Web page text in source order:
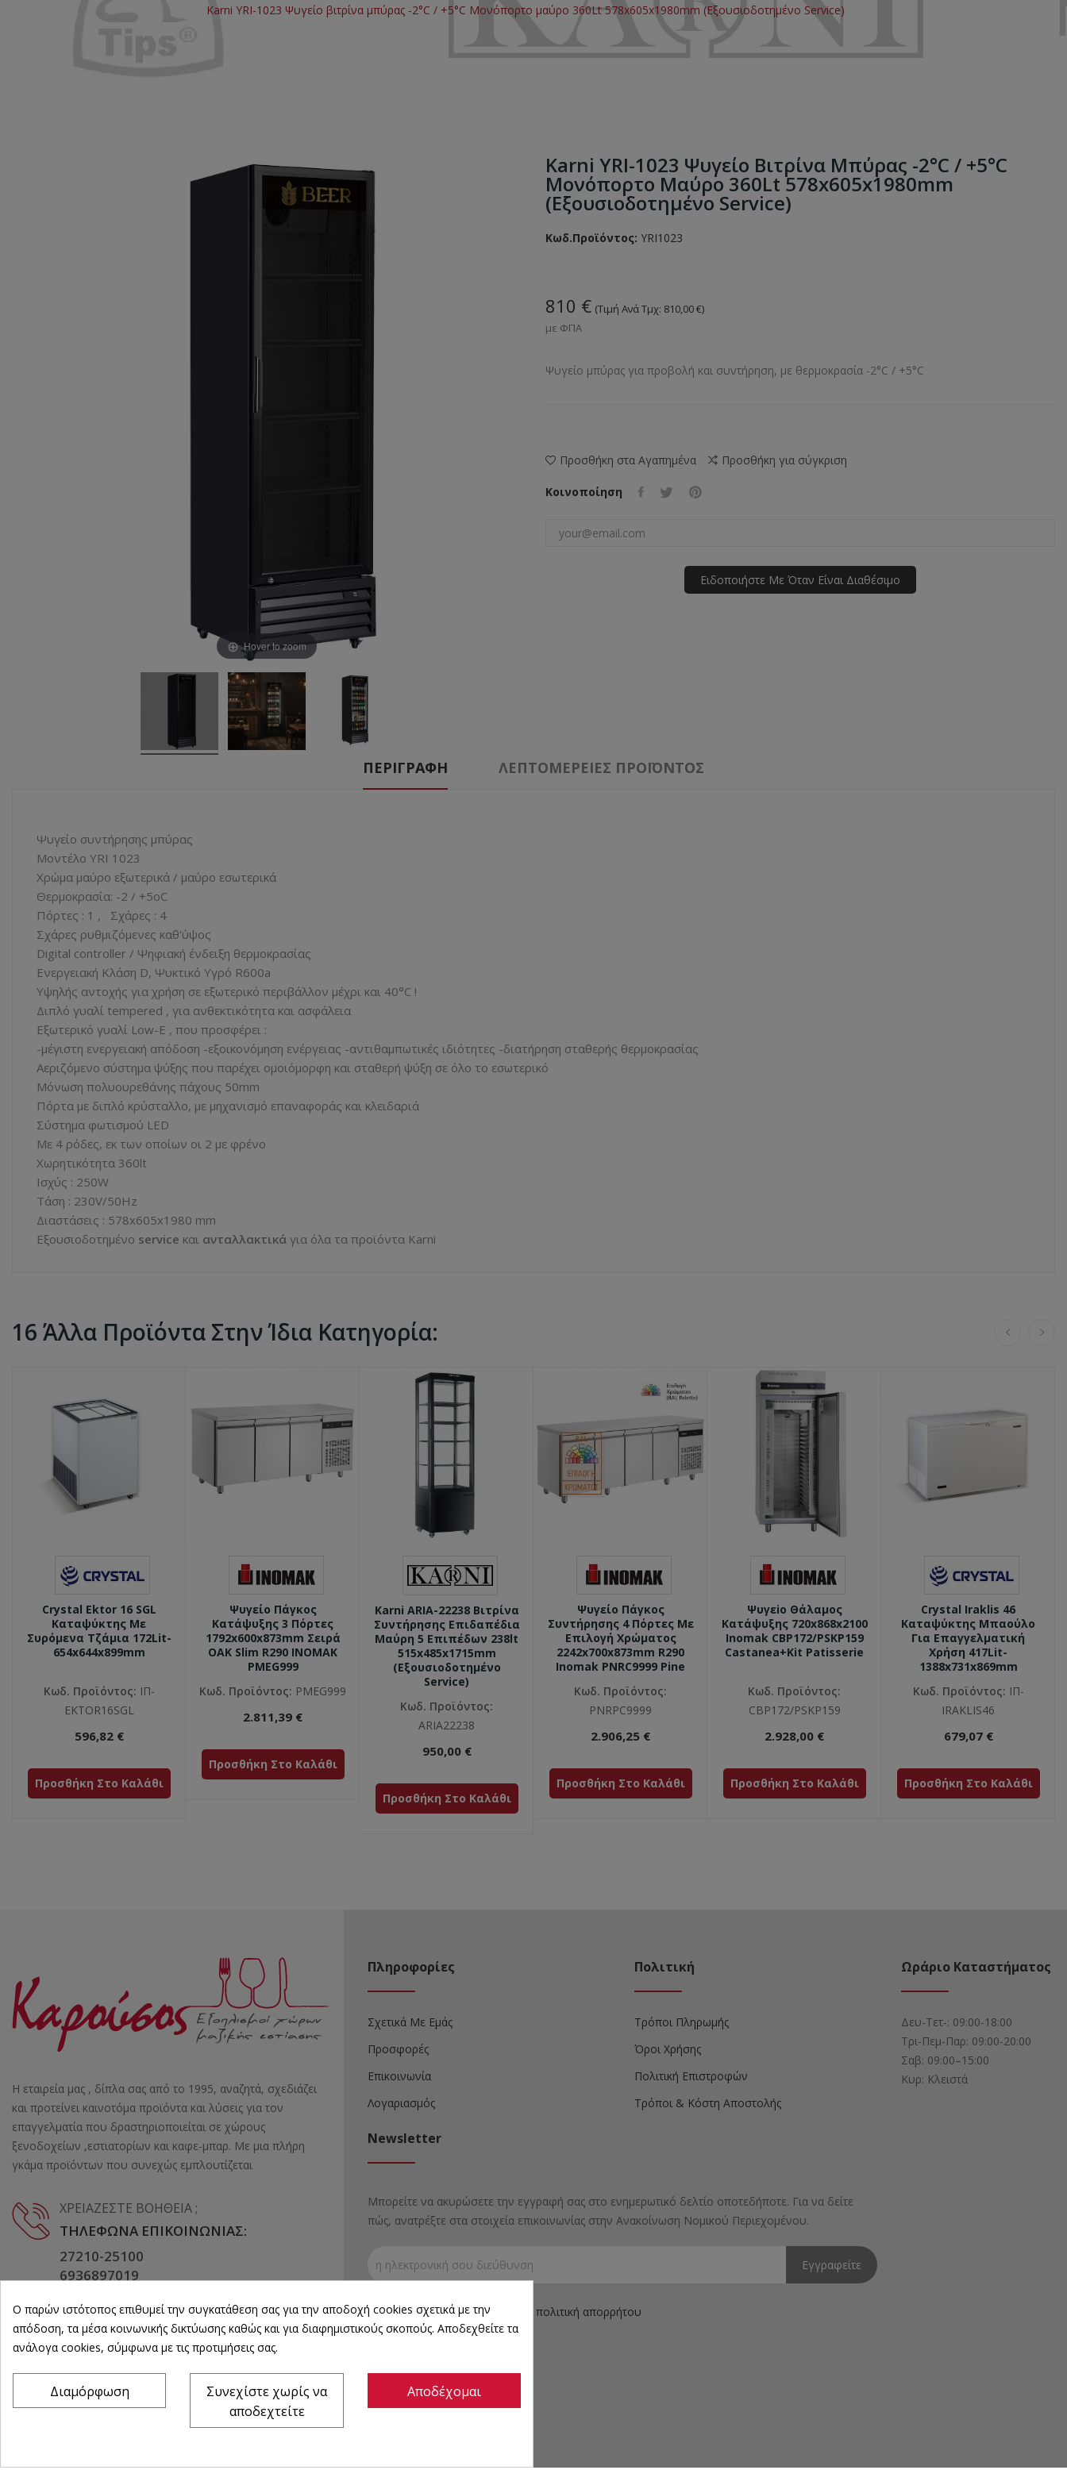
Karni YRI-1023 Ψυγείο βιτρίνα μπύρας -2°C / +5°C Μονόπορτο μαύρο 360Lt 578x605x1980mm (Εξουσιοδοτημένο Service)
Hover to zoom
Karni YRI-1023 Ψυγείο Βιτρίνα Μπύρας -2°C / +5°C
Μονόπορτο Μαύρο 360Lt 578x605x1980mm
(Εξουσιοδοτημένο Service)
Κωδ.Προϊόντος: YRI1023
810 € (Τιμή Ανά Τμχ: 810,00 €)
με ΦΠΑ
Ψυγείο μπύρας για προβολή και συντήρηση, με θερμοκρασία -2°C / +5°C
Προσθήκη στα Αγαπημένα Προσθήκη για σύγκριση
Κοινοποίηση
Ειδοποιήστε Με Όταν Είναι Διαθέσιμο
ΠΕΡΙΓΡΑΦΉ ΛΕΠΤΟΜΈΡΕΙΕΣ ΠΡΟΪΌΝΤΟΣ
Ψυγείο συντήρησης μπύρας
Μοντέλο YRI 1023
Χρώμα μαύρο εξωτερικά / μαύρο εσωτερικά
Θερμοκρασία: -2 / +5οC
Πόρτες : 1 , Σχάρες : 4
Σχάρες ρυθμιζόμενες καθ'ύψος
Digital controller / Ψηφιακή ένδειξη θερμοκρασίας
Ενεργειακή Κλάση D, Ψυκτικό Υγρό R600a
Υψηλής αντοχής για χρήση σε εξωτερικό περιβάλλον μέχρι και 40°C !
Διπλό γυαλί tempered , για ανθεκτικότητα και ασφάλεια
Εξωτερικό γυαλί Low-E , που προσφέρει :
-μέγιστη ενεργειακή απόδοση -εξοικονόμηση ενέργειας -αντιθαμπωτικές ιδιότητες -διατήρηση σταθερής θερμοκρασίας
Αεριζόμενο σύστημα ψύξης που παρέχει ομοιόμορφη και σταθερή ψύξη σε όλο το εσωτερικό
Μόνωση πολυουρεθάνης πάχους 50mm
Πόρτα με διπλό κρύσταλλο, με μηχανισμό επαναφοράς και κλειδαριά
Σύστημα φωτισμού LED
Με 4 ρόδες, εκ των οποίων οι 2 με φρένο
Xωρητικότητα 360lt
Ισχύς : 250W
Τάση : 230V/50Hz
Διαστάσεις : 578x605x1980 mm
Εξουσιοδοτημένο service και ανταλλακτικά για όλα τα προϊόντα Karni
16 Άλλα Προϊόντα Στην Ίδια Κατηγορία:
Crystal Ektor 16 SGL
Καταψύκτης Με
Συρόμενα Τζάμια 172Lit-
654x644x899mm
Κωδ. Προϊόντος: ΙΠ-
EKTOR16SGL
596,82 €
Προσθήκη Στο Καλάθι
Ψυγείο Πάγκος
Κατάψυξης 3 Πόρτες
1792x600x873mm Σειρά
ΟΑΚ Slim R290 INOMAK
PMEG999
Κωδ. Προϊόντος: PMEG999
2.811,39 €
Προσθήκη Στο Καλάθι
Karni ARIA-22238 Βιτρίνα
Συντήρησης Επιδαπέδια
Μαύρη 5 Επιπέδων 238lt
515x485x1715mm
(Εξουσιοδοτημένο
Service)
Κωδ. Προϊόντος:
ARIA22238
950,00 €
Προσθήκη Στο Καλάθι
Ψυγείο Πάγκος
Συντήρησης 4 Πόρτες Με
Επιλογή Χρώματος
2242x700x873mm R290
Inomak PNRC9999 Pine
Κωδ. Προϊόντος:
PNRPC9999
2.906,25 €
Προσθήκη Στο Καλάθι
Ψυγεio Θάλαμος
Κατάψυξης 720x868x2100
Inomak CBP172/PSKP159
Castanea+Kit Patisserie
Κωδ. Προϊόντος:
CBP172/PSKP159
2.928,00 €
Προσθήκη Στο Καλάθι
Crystal Iraklis 46
Καταψύκτης Μπαούλο
Για Επαγγελματική
Χρήση 417Lit-
1388x731x869mm
Κωδ. Προϊόντος: ΙΠ-
IRAKLIS46
679,07 €
Προσθήκη Στο Καλάθι
Η εταιρεία μας , δίπλα σας από το 1995, αναζητά, σχεδιάζει
και προτείνει καινοτόμα προϊόντα και λύσεις για τον
επαγγελματία που δραστηριοποιείται σε χώρους
ξενοδοχείων ,εστιατορίων και καφε-μπαρ. Με μια πλήρη
γκάμα προϊόντων που συνεχώς εμπλουτίζεται
ΧΡΕΙΆΖΕΣΤΕ ΒΟΉΘΕΙΑ ;
ΤΗΛΈΦΩΝΑ ΕΠΙΚΟΙΝΩΝΊΑΣ:
27210-25100
6936897019
EMAIL:
INFO@KAROUSOSEXOPLISMOI.GR
Πληροφορίες
Σχετικά Με Εμάς
Προσφορές
Επικοινωνία
Λογαριασμός
Πολιτική
Τρόποι Πληρωμής
Όροι Χρήσης
Πολιτική Επιστροφών
Τρόποι & Κόστη Αποστολής
Ωράριο Καταστήματος
Δευ-Τετ-: 09:00-18:00
Τρι-Πεμ-Παρ: 09:00-20:00
Σαβ: 09:00–15:00
Κυρ: Κλειστά
Newsletter
Μπορείτε να ακυρώσετε την εγγραφή σας στο ενημερωτικό δελτίο οποτεδήποτε. Για να δείτε
πώς, ανατρέξτε στα στοιχεία επικοινωνίας στην Ανακοίνωση Νομικού Περιεχομένου.
Αποδέχομαι τους όρους και την πολιτική απορρήτου
Ο παρών ιστότοπος επιθυμεί την συγκατάθεση σας για την αποδοχή cookies σχετικά με την
απόδοση, τα μέσα κοινωνικής δικτύωσης καθώς και για διαφημιστικούς σκοπούς. Αποδεχθείτε τα
ανάλογα cookies, σύμφωνα με τις προτιμήσεις σας.
Αποδέχομαι
Συνεχίστε χωρίς να
αποδεχτείτε
Διαμόρφωση